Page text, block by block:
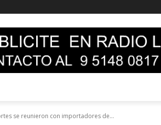
se reunieron con importadores de...